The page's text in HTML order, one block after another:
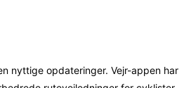
nyttige opdateringer. Vejr-appen har